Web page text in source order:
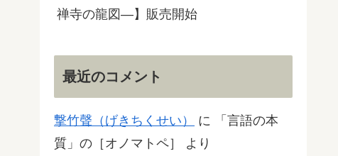
禅寺の龍図―】販売開始
最近のコメント
撃竹聲（げきちくせい） に
「言語の本
質」の［オノマトペ］
より